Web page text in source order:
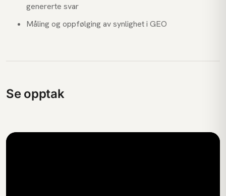
genererte svar
Måling og oppfølging av synlighet i GEO
Se opptak